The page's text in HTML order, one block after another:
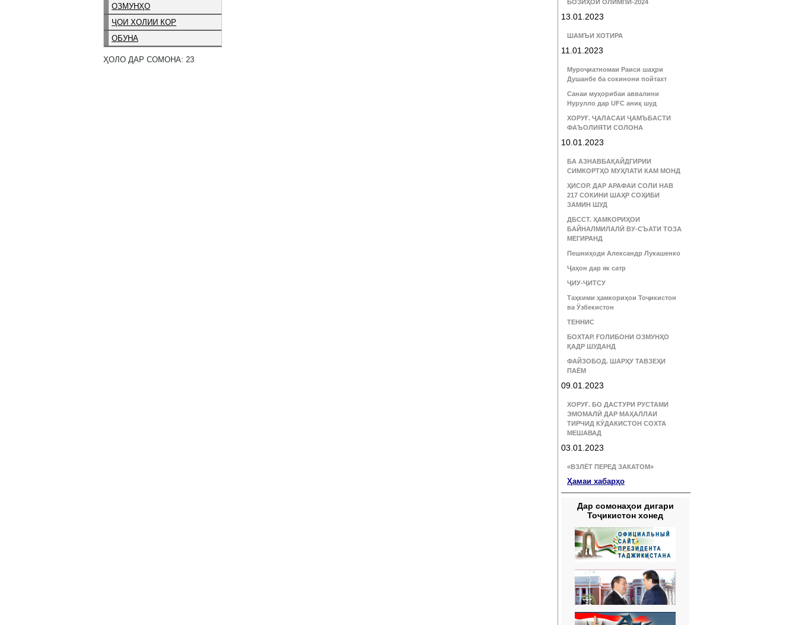
ОЗМУНҲО
ҶОИ ХОЛИИ КОР
ОБУНА
ҲОЛО ДАР СОМОНА: 23
БОЗИҲОИ ОЛИМПӢ-2024
13.01.2023
ШАМЪИ ХОТИРА
11.01.2023
Муроҷиатномаи Раиси шаҳри
Душанбе ба сокинони пойтахт
Санаи муҳорибаи аввалини
Нурулло дар UFC аниқ шуд
ХОРУҒ. ҶАЛАСАИ ҶАМЪБАСТИ
ФАЪОЛИЯТИ СОЛОНА
10.01.2023
БА АЗНАВБАҚАЙДГИРИИ
СИМКОРТҲО МУҲЛАТИ КАМ МОНД
ҲИСОР. ДАР АРАФАИ СОЛИ НАВ
217 СОКИНИ ШАҲР СОҲИБИ
ЗАМИН ШУД
ДБССТ. ҲАМКОРИҲОИ
БАЙНАЛМИЛАЛӢ ВУ-СЪАТИ ТОЗА
МЕГИРАНД
Пешниҳоди Александр Лукашенко
Ҷаҳон дар як сатр
ҶИУ-ҶИТСУ
Таҳкими ҳамкориҳои Тоҷикистон
ва Ӯзбекистон
ТЕННИС
БОХТАР. ҒОЛИБОНИ ОЗМУНҲО
ҚАДР ШУДАНД
ФАЙЗОБОД. ШАРҲУ ТАВЗЕҲИ
ПАЁМ
09.01.2023
ХОРУҒ. БО ДАСТУРИ РУСТАМИ
ЭМОМАЛӢ ДАР МАҲАЛЛАИ
ТИРЧИД КӮДАКИСТОН СОХТА
МЕШАВАД
03.01.2023
«ВЗЛЁТ ПЕРЕД ЗАКАТОМ»
Ҳамаи хабарҳо
Дар сомонаҳои дигари
Тоҷикистон хонед